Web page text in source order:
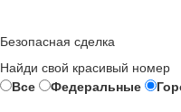
Безопасная сделка
Найди свой красивый номер
Все
Федеральные